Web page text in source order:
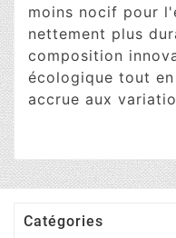
moins nocif pour
nettement plus
composition
écologique tout
accrue aux
Catégories